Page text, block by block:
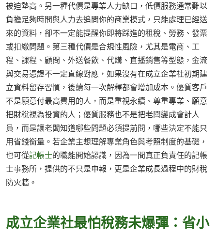
被迫墊高。另一種代價是專業人力缺口，低價服務通常難以
負擔足夠時間與人力去追問你的商業模式，只能處理已經送
來的資料，卻不一定能提醒你即將踩進的租稅、勞務、發票
或扣繳問題。第三種代價是合規性風險，尤其是電商、工
程、課程、顧問、外送餐飲、代購、直播銷售等型態，金流
與交易憑證不一定直線對應，如果沒有在成立企業社初期建
立資料留存習慣，後續每一次解釋都會增加成本。優質客戶
不是願意付最高費用的人，而是重視永續、尊重專業、願意
把財稅視為投資的人；優質服務也不是把老闆變成會計人
員，而是讓老闆知道哪些問題必須提前問，哪些決定不能只
用省錢衡量。若企業主想理解專業角色與考照制度的基礎，
也可從記帳士的職能開始認識，因為一間真正負責任的記帳
士事務所，提供的不只是申報，更是企業成長過程中的財稅
防火牆。
成立企業社最怕稅務未爆彈：省小